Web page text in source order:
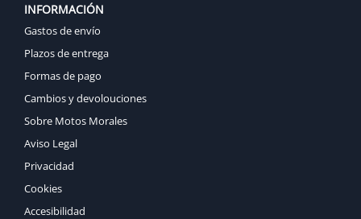
INFORMACIÓN
Gastos de envío
Plazos de entrega
Formas de pago
Cambios y devolouciones
Sobre Motos Morales
Aviso Legal
Privacidad
Cookies
Accesibilidad